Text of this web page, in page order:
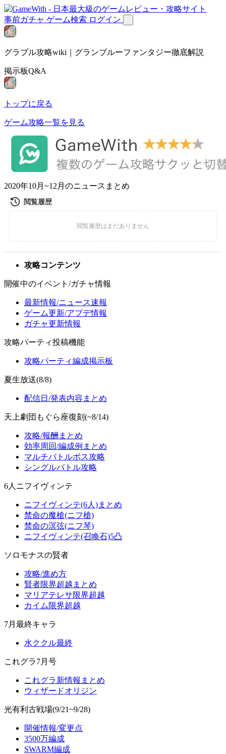
事前ガチャ ゲーム検索 ログイン
グラブル攻略wiki｜グランブルーファンタジー徹底解説
掲示板Q&A
トップに戻る
ゲーム攻略一覧を見る
2020年10月~12月のニュースまとめ
攻略コンテンツ
開催中のイベント/ガチャ情報
最新情報/ニュース速報
ゲーム更新/アプデ情報
ガチャ更新情報
攻略パーティ投稿機能
攻略パーティ編成掲示板
夏生放送(8/8)
配信日/発表内容まとめ
天上劇団もぐら座復刻(~8/14)
攻略/報酬まとめ
効率周回/編成例まとめ
マルチバトルボス攻略
シングルバトル攻略
6人ニフイヴィンテ
ニフイヴィンテ(6人)まとめ
禁命の魔槍(ニフ槍)
禁命の溟弦(ニフ琴)
ニフイヴィンテ(召喚石)5凸
ソロモナスの賢者
攻略/進め方
賢者限界超越まとめ
マリアテレサ限界超越
カイム限界超越
7月最終キャラ
水ククル最終
これグラ7月号
これグラ新情報まとめ
ウィザードオリジン
光有利古戦場(9/21~9/28)
開催情報/変更点
3500万編成
SWARM編成